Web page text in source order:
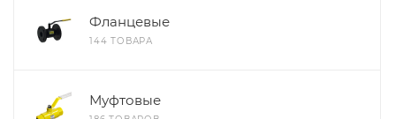
Фланцевые
144 ТОВАРА
Муфтовые